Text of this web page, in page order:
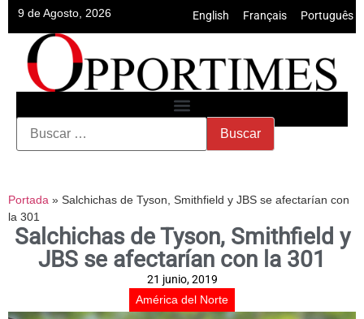
9 de Agosto, 2026 English Français Português
Portada » Salchichas de Tyson, Smithfield y JBS se afectarían con
la 301
Salchichas de Tyson, Smithfield y
JBS se afectarían con la 301
21 junio, 2019
América del Norte